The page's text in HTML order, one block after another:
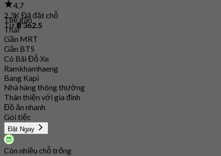
4.7
2.3K Đã đặt chỗ
Từ฿ 362.5
Thẻ gắn
Thái
Gần MRT
Gần BTS
Có Bãi Đỗ Xe
Ramkhamhaeng
Bang Kapi
Nhà hàng thông thường
Thân thiện với gia đình
Đồ ăn nhanh
Gói tiệc
Đặt Ngay
Còn nhiều chỗ trống